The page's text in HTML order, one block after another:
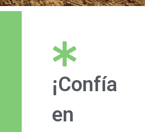
¡Confía
en